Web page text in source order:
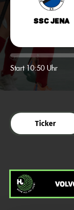
SSC Jena
Start 10:50 Uhr
Ticker